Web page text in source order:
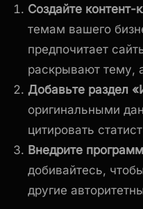
Создайте контент-
темам вашего
предпочитает
раскрывают тему,
Добавьте раздел
оригинальными
цитировать
Внедрите
добивайтесь,
другие